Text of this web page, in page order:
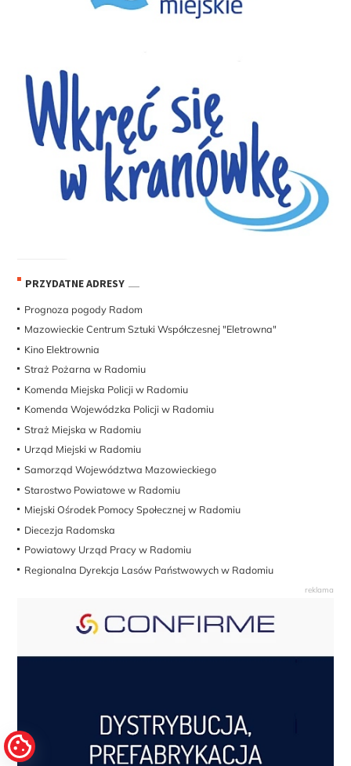
PRZYDATNE ADRESY
Prognoza pogody Radom
Mazowieckie Centrum Sztuki Współczesnej "Eletrowna"
Kino Elektrownia
Straż Pożarna w Radomiu
Komenda Miejska Policji w Radomiu
Komenda Wojewódzka Policji w Radomiu
Straż Miejska w Radomiu
Urząd Miejski w Radomiu
Samorząd Województwa Mazowieckiego
Starostwo Powiatowe w Radomiu
Miejski Ośrodek Pomocy Społecznej w Radomiu
Diecezja Radomska
Powiatowy Urząd Pracy w Radomiu
Regionalna Dyrekcja Lasów Państwowych w Radomiu